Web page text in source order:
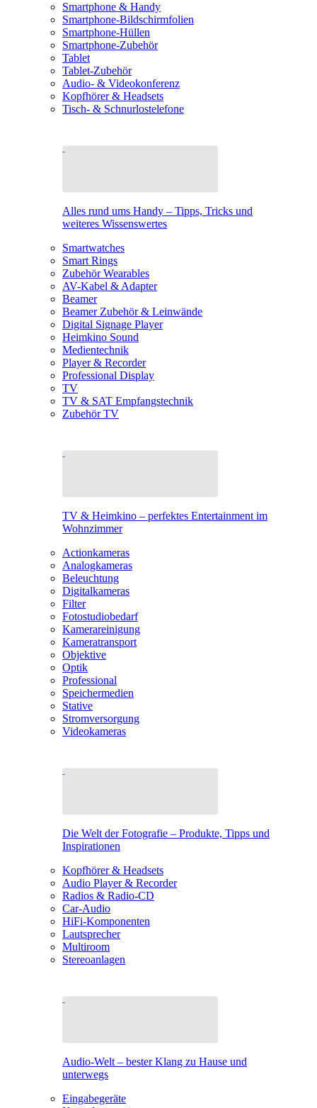
Smartphone & Handy
Smartphone-Bildschirmfolien
Smartphone-Hüllen
Smartphone-Zubehör
Tablet
Tablet-Zubehör
Audio- & Videokonferenz
Kopfhörer & Headsets
Tisch- & Schnurlostelefone
Alles rund ums Handy – Tipps, Tricks und
weiteres Wissenswertes
Smartwatches
Smart Rings
Zubehör Wearables
AV-Kabel & Adapter
Beamer
Beamer Zubehör & Leinwände
Digital Signage Player
Heimkino Sound
Medientechnik
Player & Recorder
Professional Display
TV
TV & SAT Empfangstechnik
Zubehör TV
TV & Heimkino – perfektes Entertainment im
Wohnzimmer
Actionkameras
Analogkameras
Beleuchtung
Digitalkameras
Filter
Fotostudiobedarf
Kamerareinigung
Kameratransport
Objektive
Optik
Professional
Speichermedien
Stative
Stromversorgung
Videokameras
Die Welt der Fotografie – Produkte, Tipps und
Inspirationen
Kopfhörer & Headsets
Audio Player & Recorder
Radios & Radio-CD
Car-Audio
HiFi-Komponenten
Lautsprecher
Multiroom
Stereoanlagen
Audio-Welt – bester Klang zu Hause und
unterwegs
Eingabegeräte